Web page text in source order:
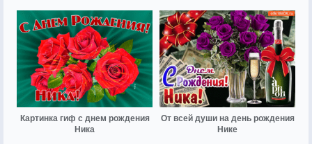
Картинка гиф с днем рождения
Ника
От всей души на день рождения
Нике